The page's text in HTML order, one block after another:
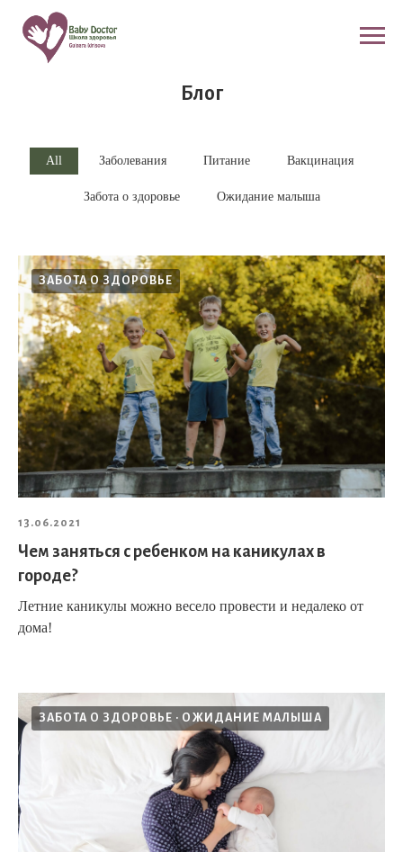
Блог
All Заболевания Питание Вакцинация
Забота о здоровье Ожидание малыша
ЗАБОТА О ЗДОРОВЬЕ
13.06.2021
Чем заняться с ребенком на каникулах в
городе?
Летние каникулы можно весело провести и недалеко от
дома!
ЗАБОТА О ЗДОРОВЬЕ ОЖИДАНИЕ МАЛЫША